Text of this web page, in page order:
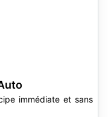
immédiate et sans